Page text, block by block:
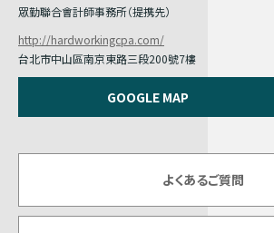
眾勤聯合會計師事務所（提携先）
http://hardworkingcpa.com/
台北市中山區南京東路三段200號7樓
GOOGLE MAP
よくあるご質問